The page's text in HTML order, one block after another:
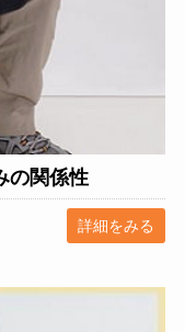
の関係性
詳細をみる